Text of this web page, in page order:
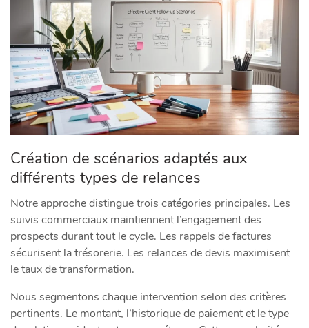
Création de scénarios adaptés aux
différents types de relances
Notre approche distingue trois catégories principales. Les
suivis commerciaux maintiennent l’engagement des
prospects durant tout le cycle. Les rappels de factures
sécurisent la trésorerie. Les relances de devis maximisent
le taux de transformation.
Nous segmentons chaque intervention selon des critères
pertinents. Le montant, l’historique de paiement et le type